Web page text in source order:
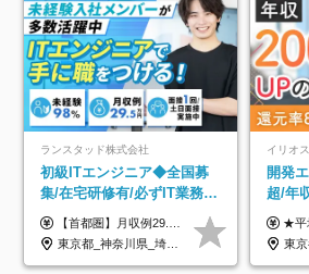
ランスタッド株式会社
初級ITエンジニア◆全国募
集/在宅研修有/必ずIT業務配
属/月収例29.5万円/Web面接
1回/SE
【首都圏】月収例29.5万円（月給26万円＋諸手当） 【東海・関西】月収例28.5万円（月給25万円＋諸手当） 【九州】月収例26万円（月給23万円＋諸手当） ※経験・スキル・前職給与を踏まえ、総合的に判断して決定します。 例：首都圏 月収例31万円（月給27万円＋諸手当） ◆各種手当 ・通勤手当（上限4万円まで） ・残業代手当（1分単位で全額支給） ※固定残業代制は採用しておりません ・深夜勤務手当 ・資格取得支援（ランクに応じてお祝い金1万円～10万円を支給） ◆昇給：年1回 ◆補足 ・研修中1ヶ月間は、時給1670円となります。 ・試用期間6ヶ月あり。その間の待遇に変更はありません。 ※詳細は面接時にご案内します。
東京都_神奈川県_埼玉県_千葉県_大阪府_愛知県_兵庫県_京都府_福岡県
イリオ
開発
超/年
OK/
約2万
★平均150万～200万円年収UPを実現！ ★前職給与を100％保証！ ★案件内容の開示・明確な評価体制あり ⇒クライアント評価で即昇給を実現したケースも◎ ★年12回（毎
東京都_神奈川県_埼玉県_千葉県_大阪府_愛知県_北海道_青森県_岩手県_宮城